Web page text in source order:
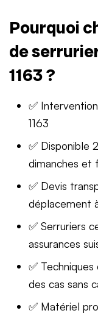
Pourquoi
de
1163 ?
✅
1163
✅ Disponible
dimanches et
✅ Devis
déplacement
✅ Serruriers
assurances
✅
des cas sans
✅ Matériel